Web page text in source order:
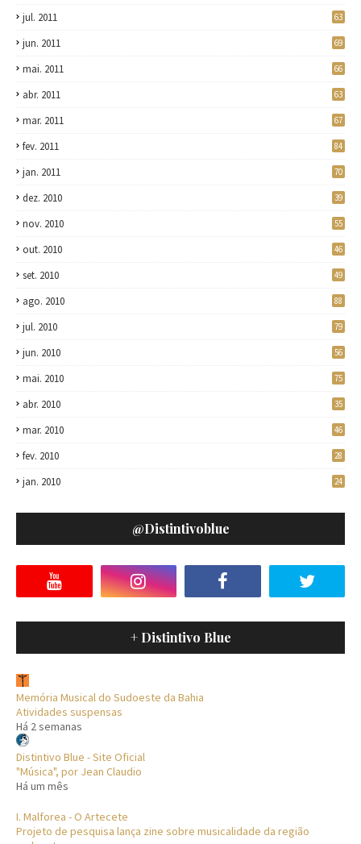
jul. 2011 63
jun. 2011 69
mai. 2011 66
abr. 2011 63
mar. 2011 67
fev. 2011 84
jan. 2011 70
dez. 2010 39
nov. 2010 55
out. 2010 46
set. 2010 49
ago. 2010 88
jul. 2010 79
jun. 2010 56
mai. 2010 75
abr. 2010 35
mar. 2010 46
fev. 2010 28
jan. 2010 24
@distintivoblue
+ Distintivo Blue
Memória Musical do Sudoeste da Bahia
Atividades suspensas
Há 2 semanas
Distintivo Blue - Site Oficial
"Música", por Jean Claudio
Há um mês
I. Malforea - O Artecete
Projeto de pesquisa lança zine sobre musicalidade da região